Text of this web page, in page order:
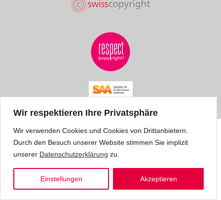
Wir respektieren Ihre Privatsphäre
Wir verwenden Cookies und Cookies von Drittanbietern.
Durch den Besuch unserer Website stimmen Sie implizit
unserer Datenschutzerklärung zu.
Einstellungen Akzeptieren